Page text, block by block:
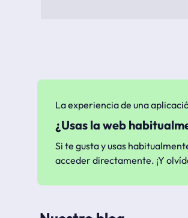
La experiencia de una
¿Usas la web
Si te gusta y usas
acceder directamente. ¡Y